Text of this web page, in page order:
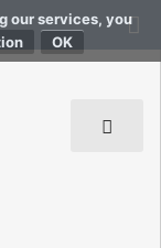
our services, you